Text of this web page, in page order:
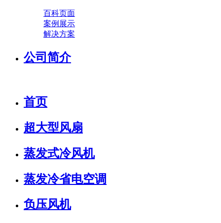
百科页面
案例展示
解决方案
公司简介
首页
超大型风扇
蒸发式冷风机
蒸发冷省电空调
负压风机